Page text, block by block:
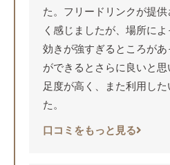
た。フリードリンクが提
く感じましたが、場所に
効きが強すぎるところが
ができるとさらに良いと
足度が高く、また利用し
た。
口コミをもっと見る